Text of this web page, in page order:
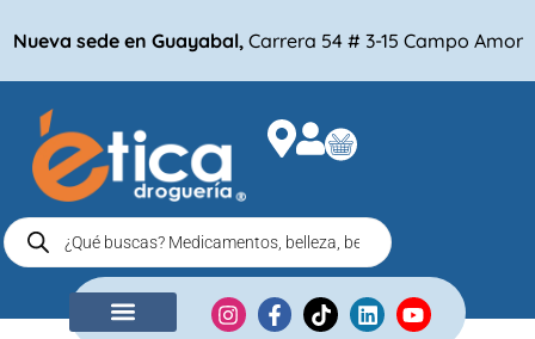
Nueva sede en Guayabal, Carrera 54 # 3-15 Campo Amor